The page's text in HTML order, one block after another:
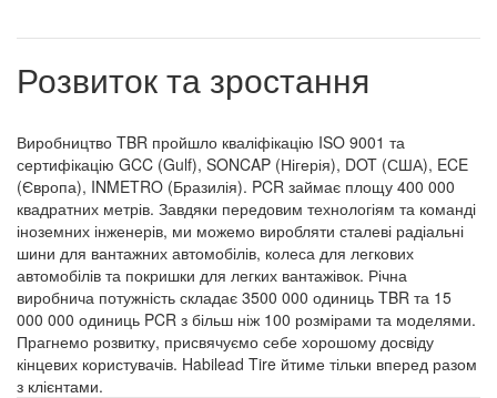
Розвиток та зростання
Виробництво TBR пройшло кваліфікацію ISO 9001 та
сертифікацію GCC (Gulf), SONCAP (Нігерія), DOT (США), ECE
(Європа), INMETRO (Бразилія). PCR займає площу 400 000
квадратних метрів. Завдяки передовим технологіям та команді
іноземних інженерів, ми можемо виробляти сталеві радіальні
шини для вантажних автомобілів, колеса для легкових
автомобілів та покришки для легких вантажівок. Річна
виробнича потужність складає 3500 000 одиниць TBR та 15
000 000 одиниць PCR з більш ніж 100 розмірами та моделями.
Прагнемо розвитку, присвячуємо себе хорошому досвіду
кінцевих користувачів. Habilead Tire йтиме тільки вперед разом
з клієнтами.